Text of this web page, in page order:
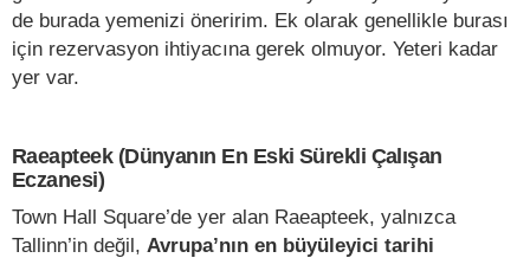
de burada yemenizi öneririm. Ek olarak genellikle burası
için rezervasyon ihtiyacına gerek olmuyor. Yeteri kadar
yer var.
Raeapteek (Dünyanın En Eski Sürekli Çalışan
Eczanesi)
Town Hall Square’de yer alan Raeapteek, yalnızca
Tallinn’in değil, Avrupa’nın en büyüleyici tarihi